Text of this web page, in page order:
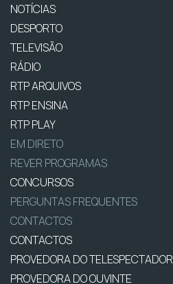
NOTÍCIAS
DESPORTO
TELEVISÃO
RÁDIO
RTP ARQUIVOS
RTP ENSINA
RTP PLAY
EM DIRETO
REVER PROGRAMAS
CONCURSOS
PERGUNTAS FREQUENTES
CONTACTOS
CONTACTOS
PROVEDORA DO TELESPECTADOR
PROVEDORA DO OUVINTE